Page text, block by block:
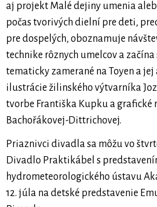
aj projekt Malé dejiny umenia
počas tvorivých dielní pre deti,
pre dospelých, oboznamuje
technike rôznych umelcov a začína
tematicky zamerané na Toyen a
ilustrácie žilinského výtvarníka
tvorbe Františka Kupku a grafické
Bachořákovej-Dittrichovej.
Priaznivci divadla sa môžu vo
Divadlo Praktikábel s
hydrometeorologického ústavu
12. júla na detské predstavenie